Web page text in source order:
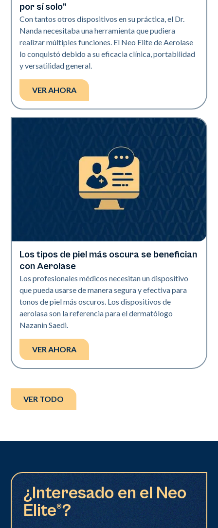
por sí solo”
Con tantos otros dispositivos en su práctica, el Dr.
Nanda necesitaba una herramienta que pudiera
realizar múltiples funciones. El Neo Elite de Aerolase
lo conquistó debido a su eficacia clínica, portabilidad
y versatilidad general.
VER AHORA
Neo Elite | Vídeos
Los tipos de piel más oscura se benefician
con Aerolase
Los profesionales médicos necesitan un dispositivo
que pueda usarse de manera segura y efectiva para
tonos de piel más oscuros. Los dispositivos de
aerolasa son la referencia para el dermatólogo
Nazanin Saedi.
VER AHORA
VER TODO
¿Interesado en el Neo
Elite®?